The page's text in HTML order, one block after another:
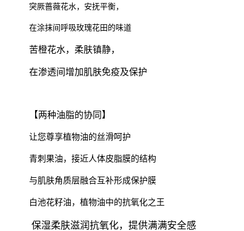
突厥蔷薇花水，安抚平衡，
在涂抹间呼吸玫瑰花田的味道
苦橙花水，柔肤镇静，
在渗透间 增加肌肤免疫及保护
【两种油脂的协同】
让您尊享植物油的丝滑呵护
青刺果油，接近人体皮脂膜的结构
与肌肤角质层融合互补形成保护膜
白池花籽油，植物油中的抗氧化之王
保湿柔肤滋润抗氧化，提供满满安全感